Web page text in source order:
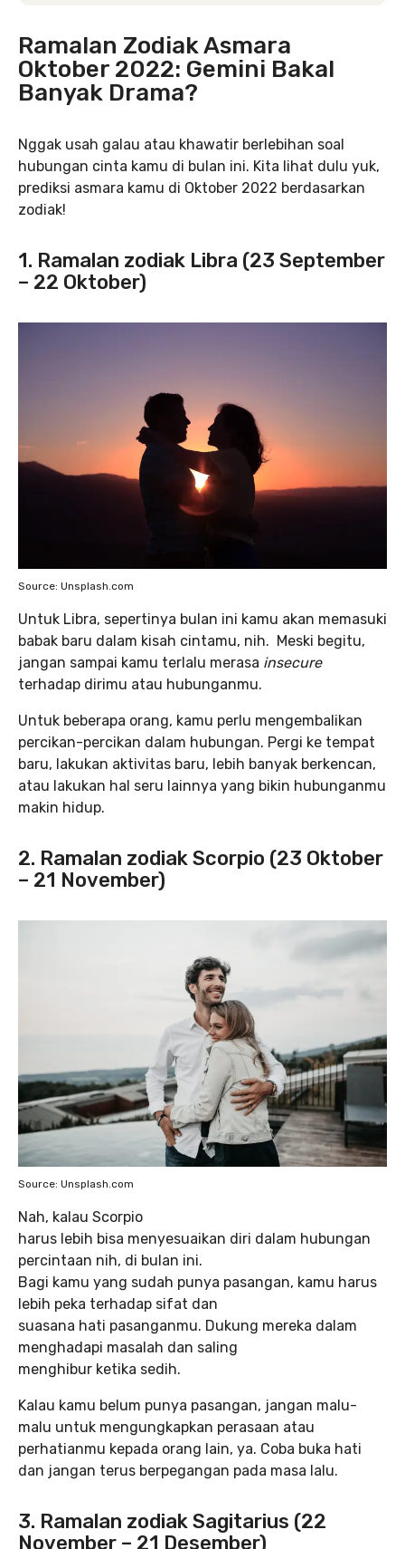
Ramalan Zodiak Asmara
Oktober 2022: Gemini Bakal
Banyak Drama?
Nggak usah galau atau khawatir berlebihan soal
hubungan cinta kamu di bulan ini. Kita lihat dulu yuk,
prediksi asmara kamu di Oktober 2022 berdasarkan
zodiak!
1. Ramalan zodiak Libra (23 September
– 22 Oktober)
Source: Unsplash.com
Untuk Libra, sepertinya bulan ini kamu akan memasuki
babak baru dalam kisah cintamu, nih. Meski begitu,
jangan sampai kamu terlalu merasa insecure
terhadap dirimu atau hubunganmu.
Untuk beberapa orang, kamu perlu mengembalikan
percikan-percikan dalam hubungan. Pergi ke tempat
baru, lakukan aktivitas baru, lebih banyak berkencan,
atau lakukan hal seru lainnya yang bikin hubunganmu
makin hidup.
2. Ramalan zodiak Scorpio (23 Oktober
– 21 November)
Source: Unsplash.com
Nah, kalau Scorpio
harus lebih bisa menyesuaikan diri dalam hubungan
percintaan nih, di bulan ini.
Bagi kamu yang sudah punya pasangan, kamu harus
lebih peka terhadap sifat dan
suasana hati pasanganmu. Dukung mereka dalam
menghadapi masalah dan saling
menghibur ketika sedih.
Kalau kamu belum punya pasangan, jangan malu-
malu untuk mengungkapkan perasaan atau
perhatianmu kepada orang lain, ya. Coba buka hati
dan jangan terus berpegangan pada masa lalu.
3. Ramalan zodiak Sagitarius (22
November – 21 Desember)